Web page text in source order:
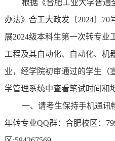
根据《合肥工业大学普通
办法》合工大政发〔2024〕
展2024级本科生第一次转专业
工程及其自动化、自动化、机
业，经学院初审通过的学生（
学管理系统中查看笔试时间和
一、请考生保持手机通讯
年转专业QQ群：合肥校区：